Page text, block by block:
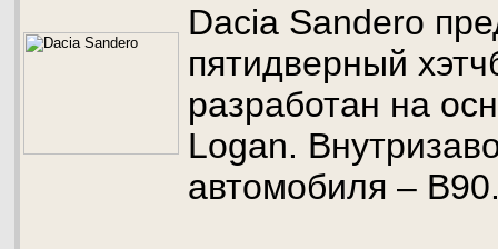
Dacia Sandero
пятидверный
разработан на
Logan.
автомобиля –